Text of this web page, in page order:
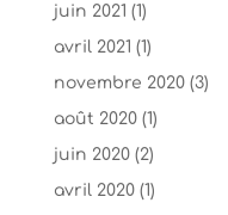
juin 2021 (1)
avril 2021 (1)
novembre 2020(3)
août 2020(1)
juin 2020(2)
avril 2020(1)